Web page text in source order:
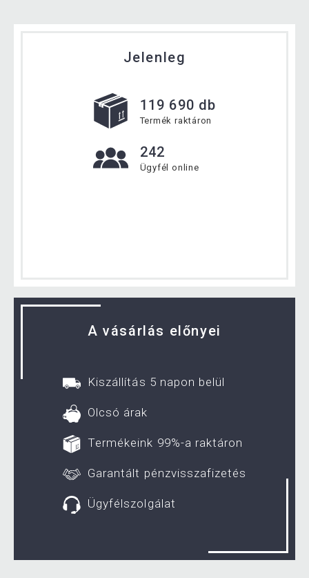
Jelenleg
119 690 db
Termék raktáron
242
Ügyfél online
A vásárlás előnyei
Kiszállítás 5 napon belül
Olcsó árak
Termékeink 99%-a raktáron
Garantált pénzvisszafizetés
Ügyfélszolgálat